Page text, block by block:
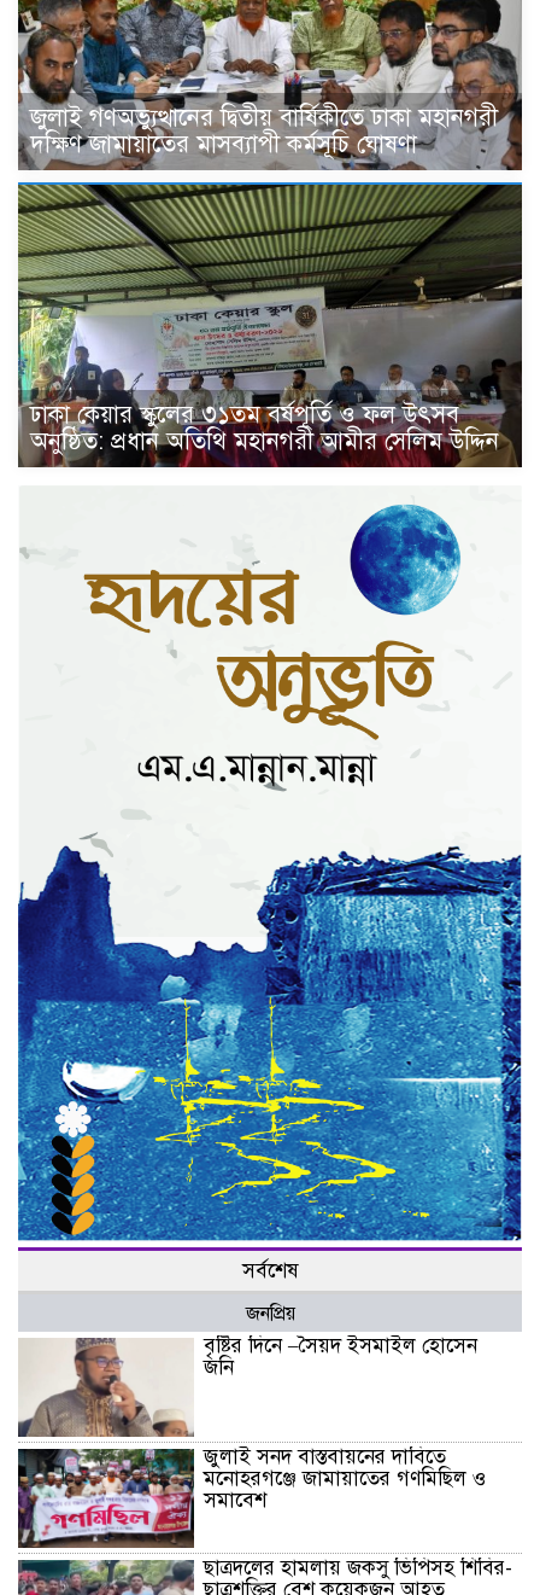
জুলাই গণঅভ্যুত্থানের দ্বিতীয় বার্ষিকীতে ঢাকা মহানগরী
দক্ষিণ জামায়াতের মাসব্যাপী কর্মসূচি ঘোষণা
ঢাকা কেয়ার স্কুলের ৩১তম বর্ষপূর্তি ও ফল উৎসব
অনুষ্ঠিত: প্রধান অতিথি মহানগরী আমীর সেলিম উদ্দিন
সর্বশেষ
জনপ্রিয়
বৃষ্টির দিনে –সৈয়দ ইসমাইল হোসেন
জনি
জুলাই সনদ বাস্তবায়নের দাবিতে
মনোহরগঞ্জে জামায়াতের গণমিছিল ও
সমাবেশ
ছাত্রদলের হামলায় জকসু ভিপিসহ শিবির-